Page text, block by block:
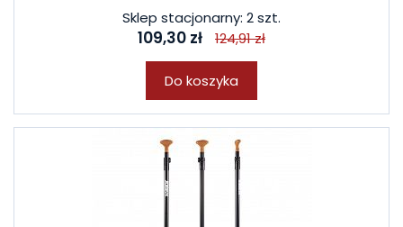
Sklep stacjonarny: 2 szt.
109,30 zł 124,91 zł
Do koszyka